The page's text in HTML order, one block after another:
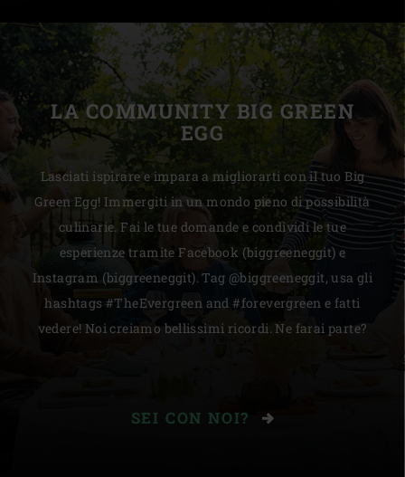
LA COMMUNITY BIG GREEN
EGG
Lasciati ispirare e impara a migliorarti con il tuo Big
Green Egg! Immergiti in un mondo pieno di possibilità
culinarie. Fai le tue domande e condividi le tue
esperienze tramite Facebook (biggreeneggit) e
Instagram (biggreeneggit). Tag @biggreeneggit, usa gli
hashtags #TheEvergreen and #forevergreen e fatti
vedere! Noi creiamo bellissimi ricordi. Ne farai parte?
SEI CON NOI?